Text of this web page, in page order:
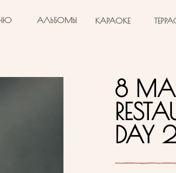
АЛЬБОМЫ КАРАОКЕ
8
DAY